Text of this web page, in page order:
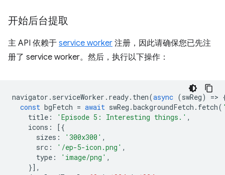
开始后台提取
主 API 依赖于 service worker 注册，因此请确保您已先注
册了 service worker。然后，执行以下操作：
navigator . serviceWorker . ready. then(async (swReg) =>
const bgFetch = await swReg .backgroundFetch . fetch(
title : 'Episode 5: Interesting things.' ,
icons :
[{
sizes : '300x300' ,
src : '/ep-5-icon.png' ,
type : 'image/png' ,
}],